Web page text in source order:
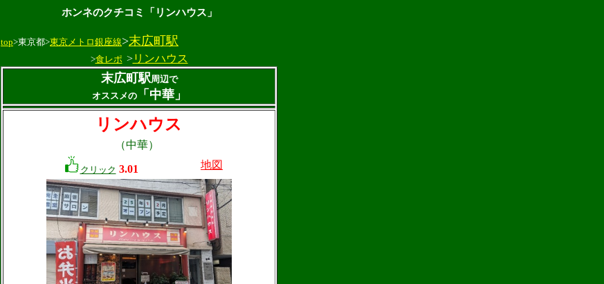
ホンネのクチコミ「リンハウス」
top>東京都>東京メトロ銀座線>末広町駅
>食レポ >リンハウス
末広町駅周辺で
オススメの「中華」
リンハウス
（中華）
クリック 3.01 地図